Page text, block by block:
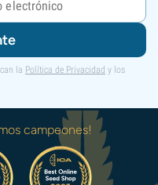
la Política de Privacidad y los
campeones!